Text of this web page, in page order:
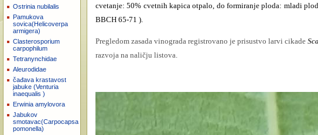
Ostrinia nubilalis
Pamukova
sovica(Helicoverpa
armigera)
Clasterosporium
carpophilum
Tetranynchidae
Aleurodidae
čađava krastavost
jabuke (Venturia
inaequalis )
Erwinia amylovora
Jabukov
smotavac(Carpocapsa
pomonella)
cvetanje: 50% cvetnih kapica otpalo, do formiranje ploda: mladi
BBCH 65-71 ).
Pregledom zasada vinograda registrovano je prisustvo larvi cikade
razvoja na naličju listova.